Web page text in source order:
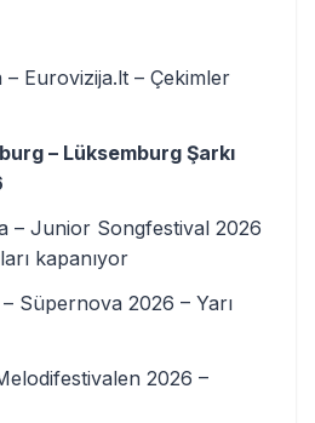
– Eurovizija.lt – Çekimler
– Lüksemburg Şarkı
– Junior Songfestival 2026
kapanıyor
Süpernova 2026 – Yarı
2026 –